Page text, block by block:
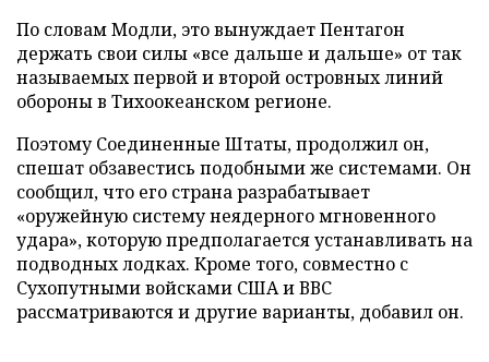
По словам Модли, это вынуждает Пентагон
держать свои силы «все дальше и дальше» от так
называемых первой и второй островных линий
обороны в Тихоокеанском регионе.
Поэтому Соединенные Штаты, продолжил он,
спешат обзавестись подобными же системами. Он
сообщил, что его страна разрабатывает
«оружейную систему неядерного мгновенного
удара», которую предполагается устанавливать на
подводных лодках. Кроме того, совместно с
Сухопутными войсками США и ВВС
рассматриваются и другие варианты, добавил он.